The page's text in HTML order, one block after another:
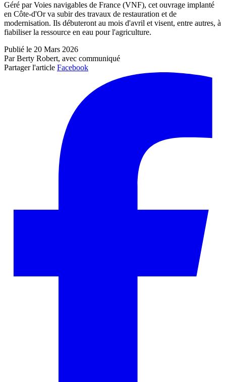
Géré par Voies navigables de France (VNF), cet ouvrage implanté
en Côte-d'Or va subir des travaux de restauration et de
modernisation. Ils débuteront au mois d'avril et visent, entre autres, à
fiabiliser la ressource en eau pour l'agriculture.
Publié le 20 Mars 2026
Par Berty Robert, avec communiqué
Partager l'article Facebook